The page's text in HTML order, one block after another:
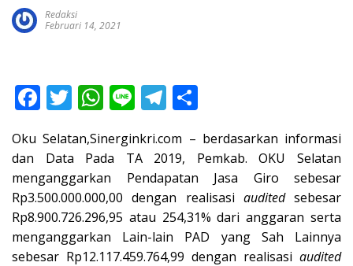
Redaksi
Februari 14, 2021
F
e
b
o
o
k
T
itt
er
W
at
s
A
p
p
Li
e
T
e
gr
a
m
ar
e
Oku Selatan,Sinerginkri.com – berdasarkan informasi
dan Data Pada TA 2019, Pemkab. OKU Selatan
menganggarkan Pendapatan Jasa Giro sebesar
Rp3.500.000.000,00 dengan realisasi audited sebesar
Rp8.900.726.296,95 atau 254,31% dari anggaran serta
menganggarkan Lain-lain PAD yang Sah Lainnya
sebesar Rp12.117.459.764,99 dengan realisasi audited